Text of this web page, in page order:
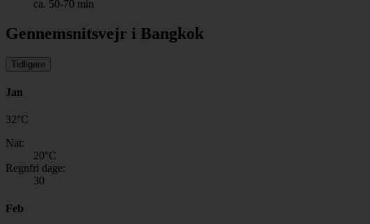
ca. 50-70 min
Gennemsnitsvejr i Bangkok
Tidligere
Jan
32°C
Nat:
20°C
Regnfri dage:
30
Feb